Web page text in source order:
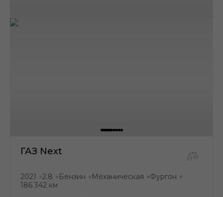
ГАЗ Next
2021 ●2.8 ● Бензин ● Механическая ●Фургон ●
186 342 км